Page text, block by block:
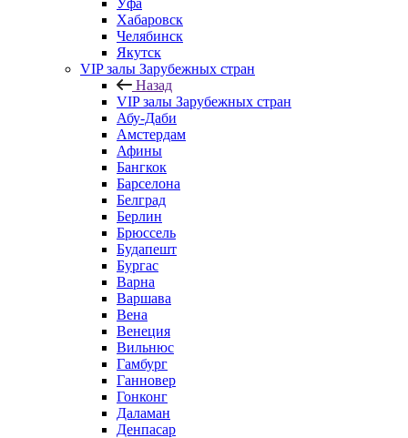
Уфа
Хабаровск
Челябинск
Якутск
VIP залы Зарубежных стран
Назад
VIP залы Зарубежных стран
Абу-Даби
Амстердам
Афины
Бангкок
Барселона
Белград
Берлин
Брюссель
Будапешт
Бургас
Варна
Варшава
Вена
Венеция
Вильнюс
Гамбург
Ганновер
Гонконг
Даламан
Денпасар